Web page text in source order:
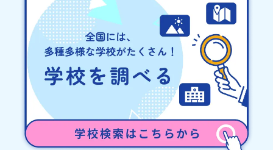
トフォーム＞「意志ある若者にあふれる持続可能な地域・社会をつ
くる」というビジョンを掲げ、2017年3月に島根県に設立した教育
事業団体です。日本全国約200の高校と連携しながら、中学卒業後に
地域の枠を越えて生徒一人ひとりの夢や価値観に合った地域・学校
で1〜3年間過ごすことができるシステム「地域みらい留学」をはじ
めとした、教育事業や地域活性モデルをつくり続けています。名
称：一般財団法人地域・教育魅力化プラットフォーム設 立：2017
年3月代表者：岩本 悠所在地：〒690-0842 島根県松江市東本町二
丁目25-6 みらいBASE2階 その他所在地公式HP：http://c-
platform.or.jp/お問い合わせ先担当：小川・小原E-mail：
info@miratabi.jp「おためし地域留学体験」のプログラム開催情報
を公式LINEにて配信中！ぜひご登録ください♪地域みらい留学公式
LINE